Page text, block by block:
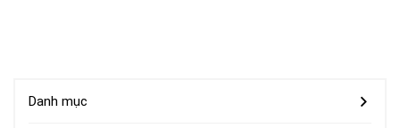
Danh mục